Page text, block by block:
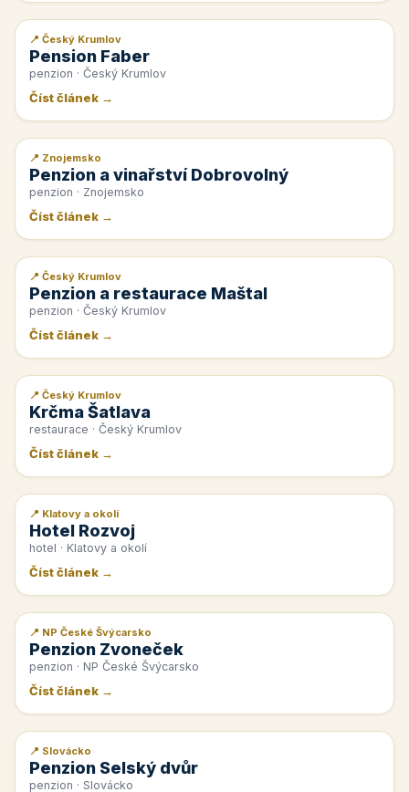
📰 PR článek
📍 Český Krumlov
Pension Faber
penzion · Český Krumlov
Číst článek →
📰 PR článek
📍 Znojemsko
Penzion a vinařství Dobrovolný
penzion · Znojemsko
Číst článek →
📰 PR článek
📍 Český Krumlov
Penzion a restaurace Maštal
penzion · Český Krumlov
Číst článek →
📰 PR článek
📍 Český Krumlov
Krčma Šatlava
restaurace · Český Krumlov
Číst článek →
📰 PR článek
📍 Klatovy a okolí
Hotel Rozvoj
hotel · Klatovy a okolí
Číst článek →
📰 PR článek
📍 NP České Švýcarsko
Penzion Zvoneček
penzion · NP České Švýcarsko
Číst článek →
📰 PR článek
📍 Slovácko
Penzion Selský dvůr
penzion · Slovácko